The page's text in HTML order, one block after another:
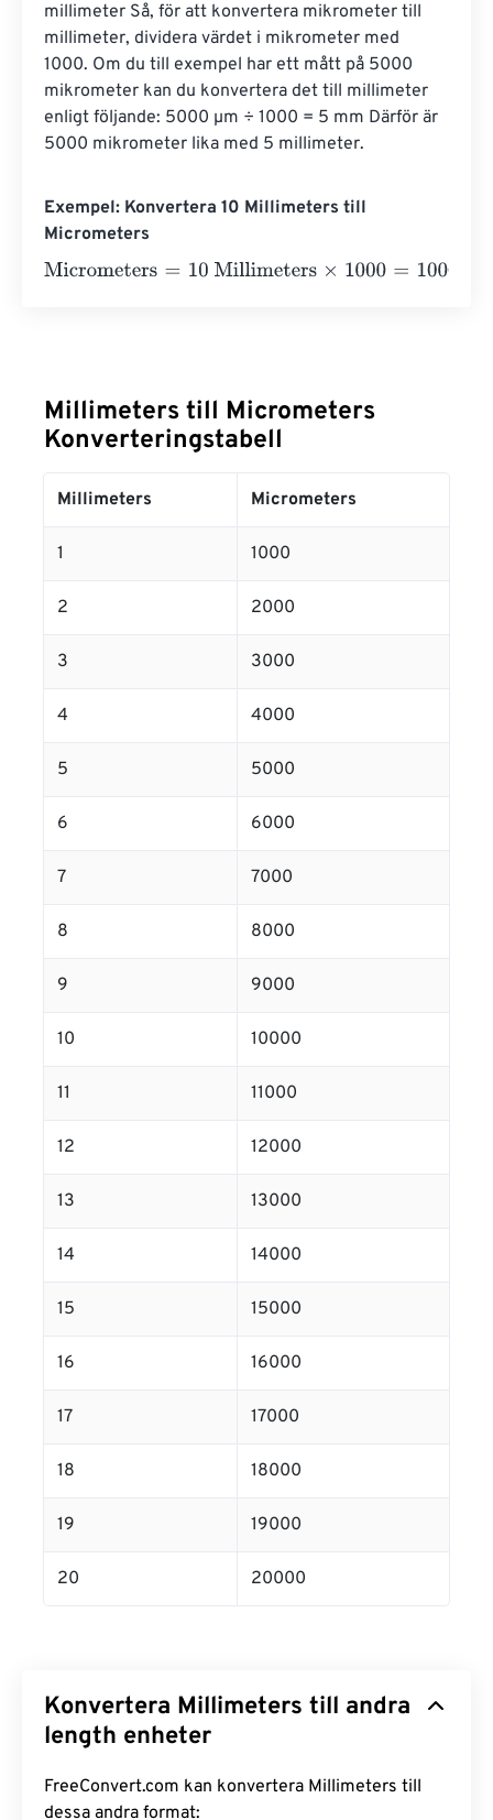
millimeter Så, för att konvertera mikrometer till
millimeter, dividera värdet i mikrometer med
1000. Om du till exempel har ett mått på 5000
mikrometer kan du konvertera det till millimeter
enligt följande: 5000 µm ÷ 1000 = 5 mm Därför är
5000 mikrometer lika med 5 millimeter.
Exempel: Konvertera 10 Millimeters till
Micrometers
Micrometers=10 Millimeters×1000 =10000 Micrometers
Millimeters till Micrometers
Konverteringstabell
Millimeters Micrometers
1 1000
2 2000
3 3000
4 4000
5 5000
6 6000
7 7000
8 8000
9 9000
10 10000
11 11000
12 12000
13 13000
14 14000
15 15000
16 16000
17 17000
18 18000
19 19000
20 20000
Konvertera Millimeters till andra
length enheter
FreeConvert.com kan konvertera Millimeters till
dessa andra format: